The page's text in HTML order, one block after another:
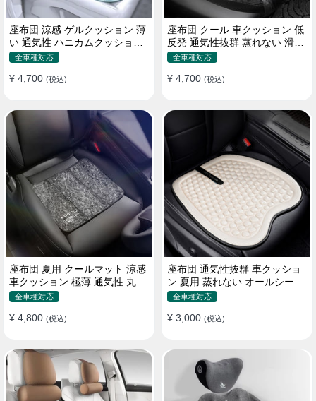
座布団 涼感 ゲルクッション 薄
い 通気性 ハニカムクッション
四季通用 おすすめ
全車種対応
¥ 4,700 (税込)
座布団 クール 車クッション 低
反発 通気性抜群 蒸れない 滑り
止め おすすめ
全車種対応
¥ 4,700 (税込)
座布団 夏用 クールマット 涼感
車クッション 極薄 通気性 丸洗
いOK すずしい
全車種対応
¥ 4,800 (税込)
座布団 通気性抜群 車クッショ
ン 夏用 蒸れない オールシーズ
ン おしゃれ
全車種対応
¥ 3,000 (税込)